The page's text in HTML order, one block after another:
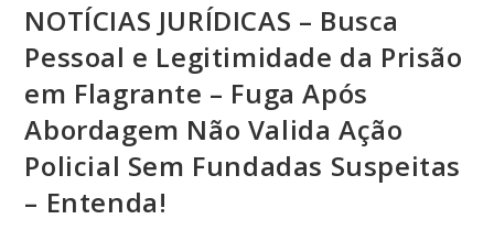
NOTÍCIAS JURÍDICAS – Busca
Pessoal e Legitimidade da Prisão
em Flagrante – Fuga Após
Abordagem Não Valida Ação
Policial Sem Fundadas Suspeitas
– Entenda!